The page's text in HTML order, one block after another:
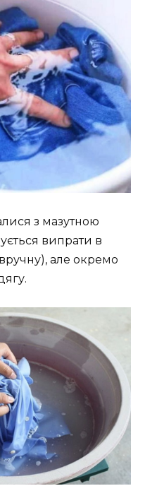
з мазутною
випрати в
але окремо